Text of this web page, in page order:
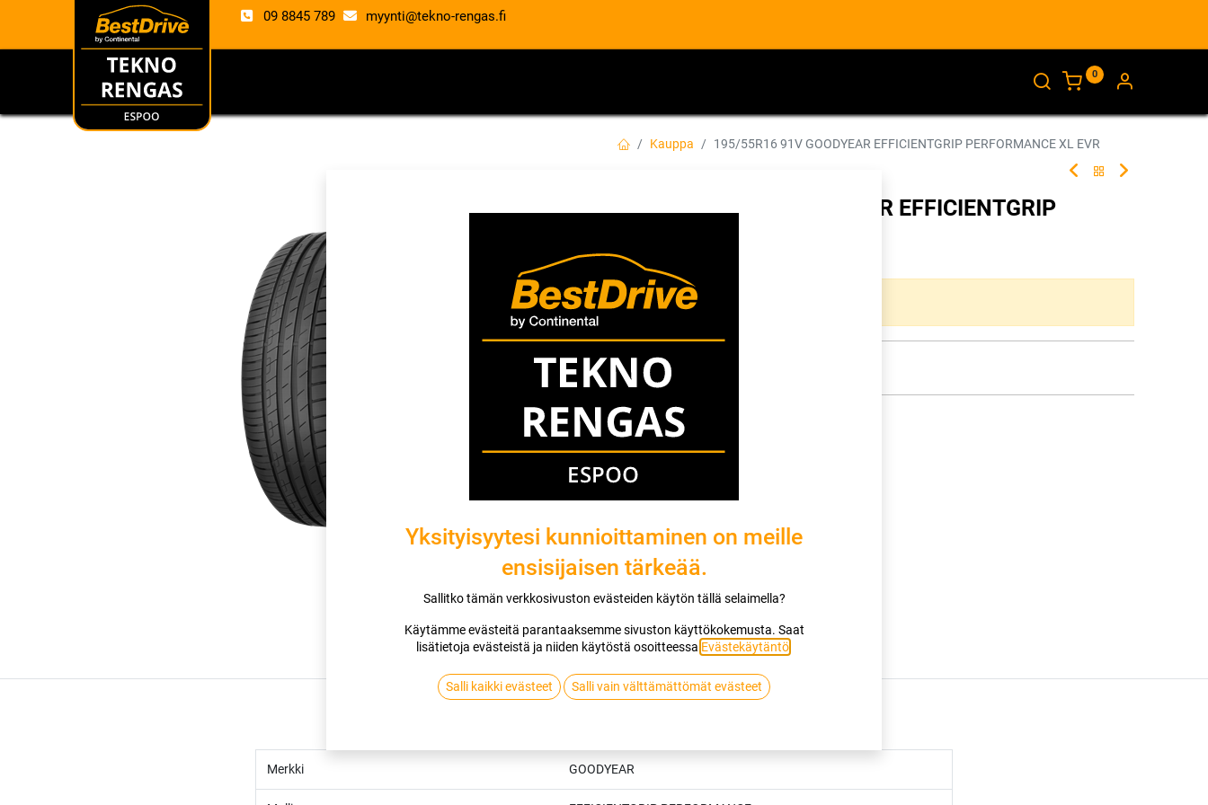
09 8845 789 myynti@tekno-rengas.fi
0
Kauppa 195/55R16 91V GOODYEAR EFFICIENTGRIP PERFORMANCE XL EVR
195/55R16 91V GOODYEAR EFFICIENTGRIP
EAN:5452000809193
Tällä tuotteella ei ole kelvollista yhdistelmää.
GOODYEAR
Jaa
Toimitusehdot
Merkki GOODYEAR
Yksityisyytesi kunnioittaminen on meille
ensisijaisen tärkeää.
Sallitko tämän verkkosivuston evästeiden käytön tällä selaimella?
Käytämme evästeitä parantaaksemme sivuston käyttökokemusta. Saat
lisätietoja evästeistä ja niiden käytöstä osoitteessa Evästekäytäntö.
Salli kaikki evästeet Salli vain välttämättömät evästeet